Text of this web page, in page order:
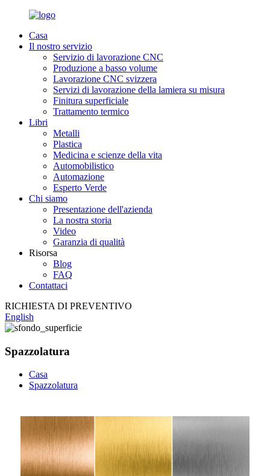
Casa
Il nostro servizio
Servizio di lavorazione CNC
Produzione a basso volume
Lavorazione CNC svizzera
Servizi di lavorazione della lamiera su misura
Finitura superficiale
Trattamento termico
Libri
Metalli
Plastica
Medicina e scienze della vita
Automobilistico
Automazione
Esperto Verde
Chi siamo
Presentazione dell'azienda
La nostra storia
Video
Garanzia di qualità
Risorsa
Blog
FAQ
Contattaci
RICHIESTA DI PREVENTIVO
English
Spazzolatura
Casa
Spazzolatura